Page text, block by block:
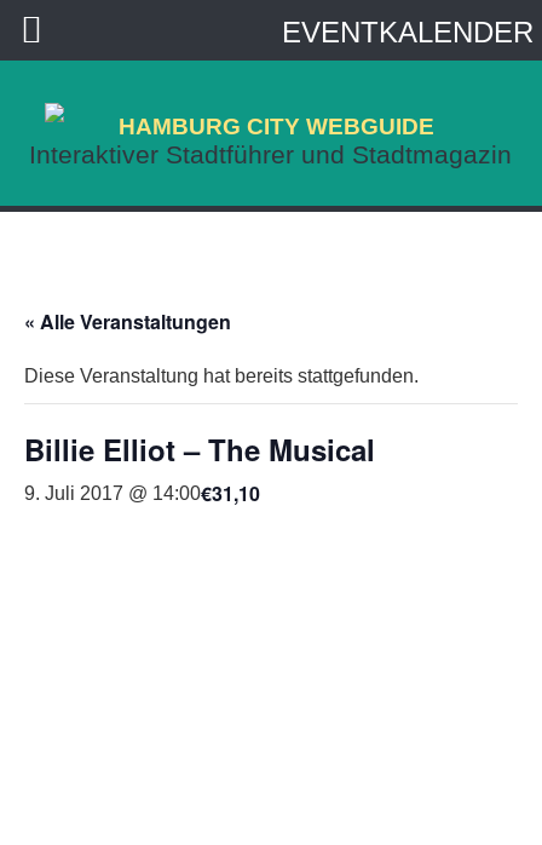
HAMBURG CITY WEBGUIDE
Interaktiver Stadtführer und Stadtmagazin
« Alle Veranstaltungen
Diese Veranstaltung hat bereits stattgefunden.
Billie Elliot – The Musical
9. Juli 2017 @ 14:00€31,10
EVENTKALENDER